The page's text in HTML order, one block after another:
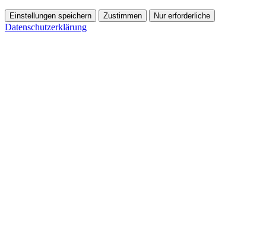
Einstellungen speichern Zustimmen Nur erforderliche
Datenschutzerklärung